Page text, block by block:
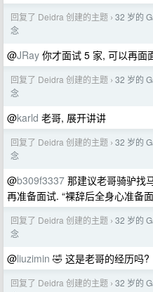
回复了 Deidra 创建的主题 › 32 岁的
念
@JRay 你才面试 5 家, 可以再面
回复了 Deidra 创建的主题 › 32 岁的
念
@karld 老哥, 展开讲讲
回复了 Deidra 创建的主题 › 32 岁的
念
@b309f3337 那建议老哥骑驴找
再准备面试. “裸辞后全身心准备
回复了 Deidra 创建的主题 › 32 岁的
念
@liuzimin 🤣 这是老哥的经历吗?
回复了 Deidra 创建的主题 › 32 岁的